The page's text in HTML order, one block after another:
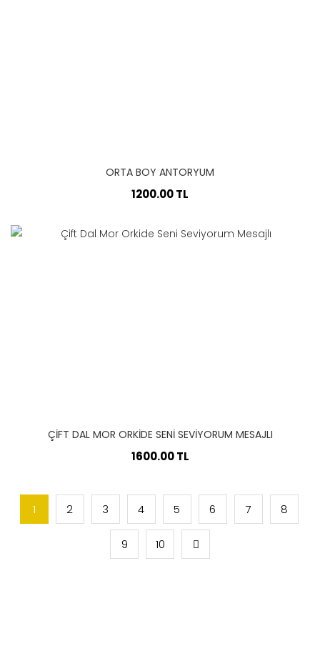
ORTA BOY ANTORYUM
1200.00 TL
ÇIFT DAL MOR ORKIDE SENI SEVIYORUM MESAJLI
1600.00 TL
1 2 3 4 5 6 7 8
9 10